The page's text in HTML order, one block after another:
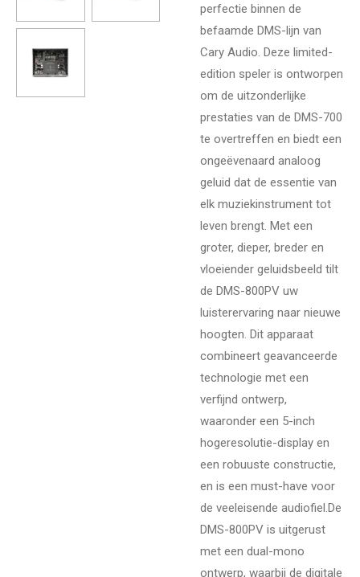
perfectie binnen de
befaamde DMS-lijn van
Cary Audio. Deze limited-
edition speler is ontworpen
om de uitzonderlijke
prestaties van de DMS-700
te overtreffen en biedt een
ongeëvenaard analoog
geluid dat de essentie van
elk muziekinstrument tot
leven brengt. Met een
groter, dieper, breder en
vloeiender geluidsbeeld tilt
de DMS-800PV uw
luisterervaring naar nieuwe
hoogten. Dit apparaat
combineert geavanceerde
technologie met een
verfijnd ontwerp,
waaronder een 5-inch
hogeresolutie-display en
een robuuste constructie,
en is een must-have voor
de veeleisende audiofiel.De
DMS-800PV is uitgerust
met een dual-mono
ontwerp, waarbij de digitale